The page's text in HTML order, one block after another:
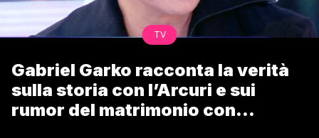
TV
Gabriel Garko racconta la verità
sulla storia con l’Arcuri e sui
rumor del matrimonio con